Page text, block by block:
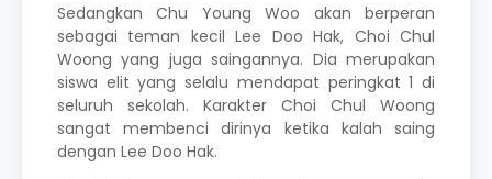
Sedangkan Chu Young Woo akan berperan
sebagai teman kecil Lee Doo Hak, Choi Chul
Woong yang juga saingannya. Dia merupakan
siswa elit yang selalu mendapat peringkat 1 di
seluruh sekolah. Karakter Choi Chul Woong
sangat membenci dirinya ketika kalah saing
dengan Lee Doo Hak.